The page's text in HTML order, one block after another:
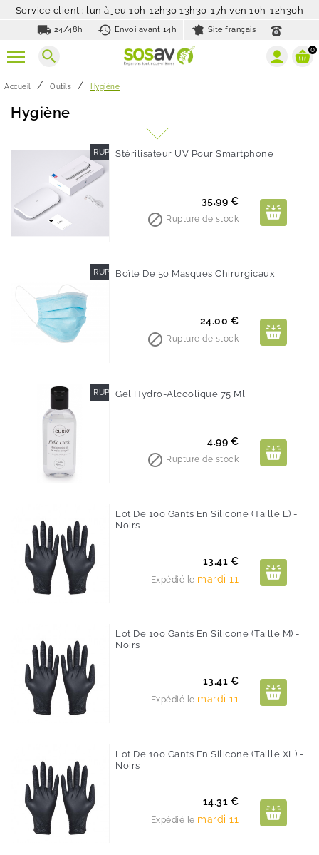
Service client : lun à jeu 10h-12h30 13h30-17h ven 10h-12h30h
local_shipping 24/48h history_toggle_off
Envoi avant 14h Site français
search 0
Accueil Outils Hygiène
Hygiène
RUPTURE DE STOCK
Stérilisateur UV Pour Smartphone
Prix
35.99 €
 Rupture de stock
RUPTURE DE STOCK
Boîte De 50 Masques Chirurgicaux
Prix
24.00 €
 Rupture de stock
RUPTURE DE STOCK
Gel Hydro-Alcoolique 75 Ml
Prix
4.99 €
 Rupture de stock
Lot De 100 Gants En Silicone (taille L) -
Noirs
Prix
13.41 €
Expédié le mardi 11
Lot De 100 Gants En Silicone (taille M) -
Noirs
Prix
13.41 €
Expédié le mardi 11
Lot De 100 Gants En Silicone (taille XL) -
Noirs
Prix
14.31 €
Expédié le mardi 11